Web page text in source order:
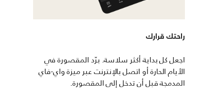
راحتك قرارك
اجعل كل بداية أكثر سلاسة. برّد المقصورة في
الأيام الحارة أو اتصل بالإنترنت عبر ميزة واي-فاي
المدمجة قبل أن تدخل إلى المقصورة.